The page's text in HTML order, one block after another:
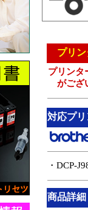
プリン
プリンタ
がござ
対応プ
・DCP-
商品詳細